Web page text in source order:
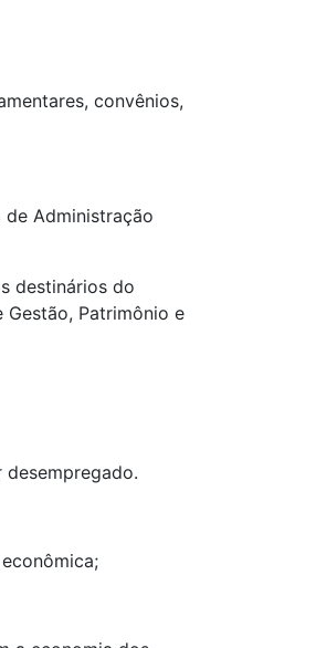
convênios,
de Administração
destinários do
Gestão, Patrimônio e